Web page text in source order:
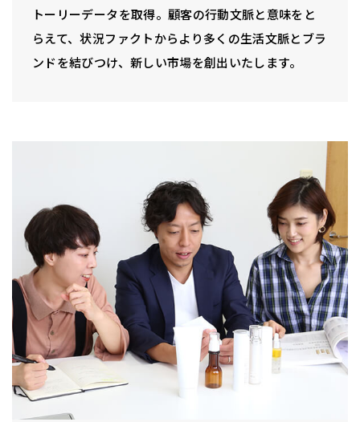
トーリーデータを取得。顧客の行動文脈と意味をと
らえて、状況ファクトからより多くの生活文脈とブラ
ンドを結びつけ、新しい市場を創出いたします。